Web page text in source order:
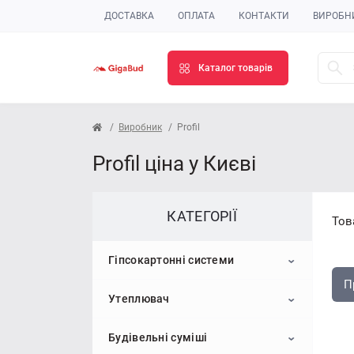
ДОСТАВКА ОПЛАТА КОНТАКТИ
Каталог товарів
Виробник Profil
Profil ціна у Києві
КАТЕГОРІЇ
Гіпсокартонні системи
Гіпсокартон
Стельовий гіпсокартон
Профіль для гіпсокартону
Утеплювач
Пінопласт
Будівельні суміші